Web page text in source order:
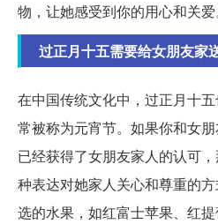
物，让她感受到你的用心和关爱
过正月十五需要给女朋友家
在中国传统文化中，过正月十
常被称为元宵节。如果你和女
已经获得了女朋友家人的认可
种表达对她家人关心和尊重的
选的水果，如红富士苹果、红